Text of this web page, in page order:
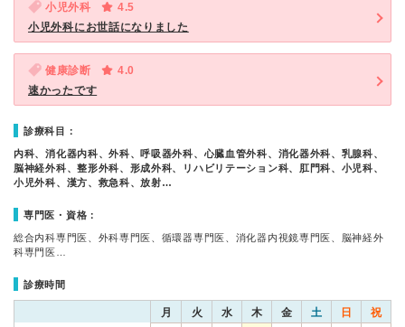
小児外科
4.5
小児外科にお世話になりました
健康診断
4.0
速かったです
診療科目：
内科、消化器内科、外科、呼吸器外科、心臓血管外科、消化器外科、乳腺科、
脳神経外科、整形外科、形成外科、リハビリテーション科、肛門科、小児科、
小児外科、漢方、救急科、放射…
専門医・資格：
総合内科専門医、外科専門医、循環器専門医、消化器内視鏡専門医、脳神経外
科専門医…
診療時間
月 火 水 木 金 土 日 祝